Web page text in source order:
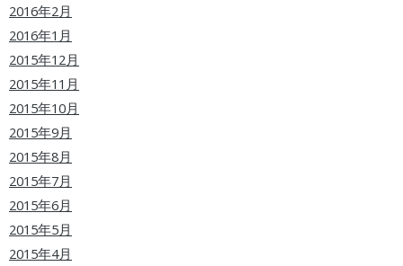
2016年2月
2016年1月
2015年12月
2015年11月
2015年10月
2015年9月
2015年8月
2015年7月
2015年6月
2015年5月
2015年4月